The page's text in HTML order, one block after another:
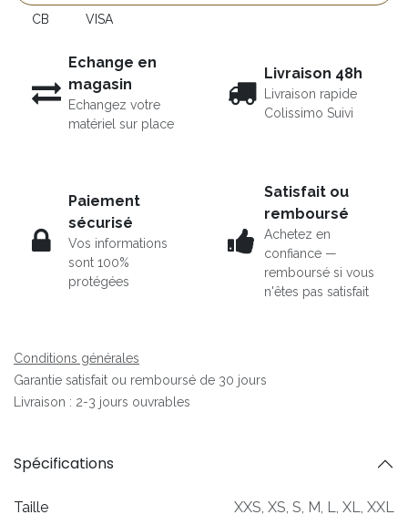
CB VISA
Echange en
magasin
Echangez votre
matériel sur place
Livraison 48h
Livraison rapide
Colissimo Suivi
Paiement
sécurisé
Vos informations
sont 100%
protégées
Satisfait ou
remboursé
Achetez en
confiance —
remboursé si vous
n'êtes pas satisfait
Conditions générales
Garantie satisfait ou remboursé de 30 jours
Livraison : 2-3 jours ouvrables
Spécifications
Taille XXS XS S M L XL XXL